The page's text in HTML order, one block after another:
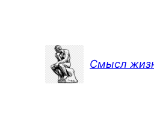
содержимому
Смысл